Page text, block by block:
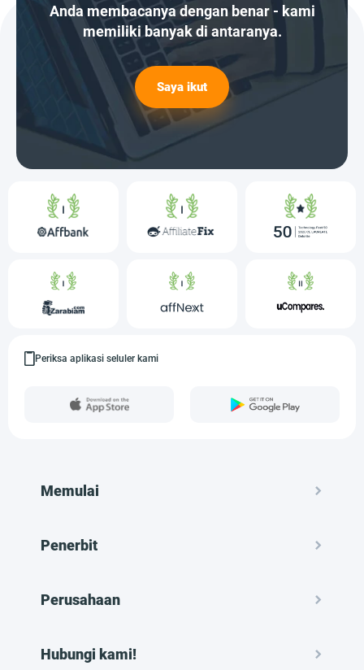
Anda membacanya dengan benar - kami
memiliki banyak di antaranya.
Saya ikut
Periksa aplikasi seluler kami
Memulai
Penerbit
Perusahaan
Hubungi kami!